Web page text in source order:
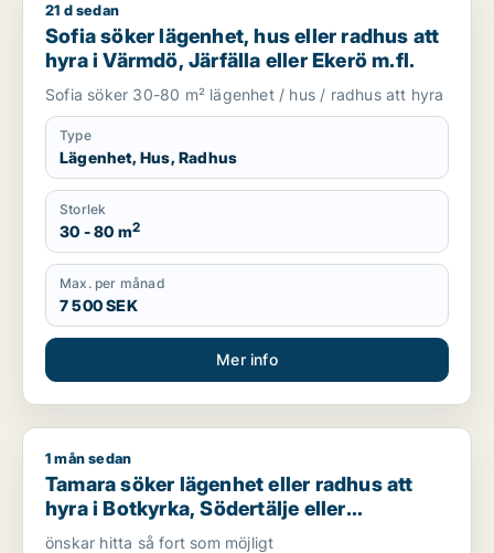
Sofia söker lägenhet, hus eller radhus att hyra i Värmdö,
21 d sedan
Sofia söker lägenhet, hus eller radhus att
hyra i Värmdö, Järfälla eller Ekerö m.fl.
Sofia söker 30-80 m² lägenhet / hus / radhus att hyra
Type
Lägenhet, Hus, Radhus
Storlek
30 - 80 m2
Max. per månad
7 500 SEK
Mer info
Tamara söker lägenhet eller radhus att hyra i Botkyrka,
1 mån sedan
Tamara söker lägenhet eller radhus att
hyra i Botkyrka, Södertälje eller
Södermalm
önskar hitta så fort som möjligt